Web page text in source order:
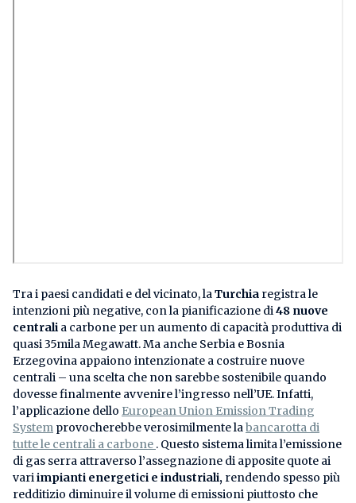
Tra i paesi candidati e del vicinato, laTurchia registra le
intenzioni più negative, con la pianificazione di48 nuove
centrali a carbone per un aumento di capacità produttiva di
quasi 35mila Megawatt. Ma anche Serbia e Bosnia
Erzegovina appaiono intenzionate a costruire nuove
centrali – una scelta che non sarebbe sostenibile quando
dovesse finalmente avvenire l’ingresso nell’UE. Infatti,
l’applicazione dello European Union Emission Trading
System provocherebbe verosimilmente labancarotta di
tutte le centrali a carbone . Questo sistema limita l’emissione
di gas serra attraverso l’assegnazione di apposite quote ai
variimpianti energetici e industriali, rendendo spesso più
redditizio diminuire il volume di emissioni piuttosto che